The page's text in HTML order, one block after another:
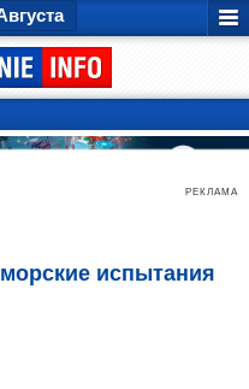
РЕКЛАМА
испытания